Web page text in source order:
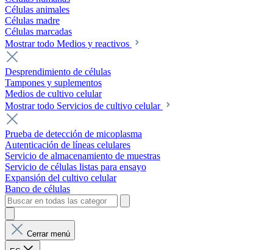
Células animales
Células madre
Células marcadas
Mostrar todo Medios y reactivos
Desprendimiento de células
Tampones y suplementos
Medios de cultivo celular
Mostrar todo Servicios de cultivo celular
Prueba de detección de micoplasma
Autenticación de líneas celulares
Servicio de almacenamiento de muestras
Servicio de células listas para ensayo
Expansión del cultivo celular
Banco de células
Cerrar menú